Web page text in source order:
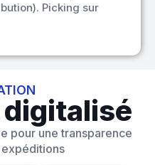
Picking sur
pour une transparence